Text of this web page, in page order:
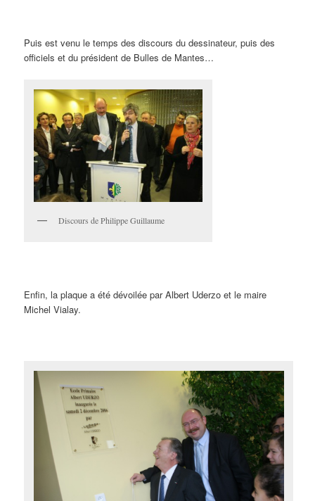
Puis est venu le temps des discours du dessinateur, puis des
officiels et du président de Bulles de Mantes…
Discours de Philippe Guillaume
Enfin, la plaque a été dévoilée par Albert Uderzo et le maire
Michel Vialay.